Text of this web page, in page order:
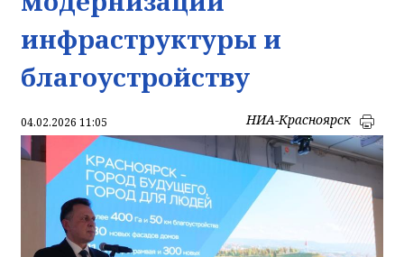
инфраструктуры и
благоустройству
04.02.2026 11:05 НИА-Красноярск